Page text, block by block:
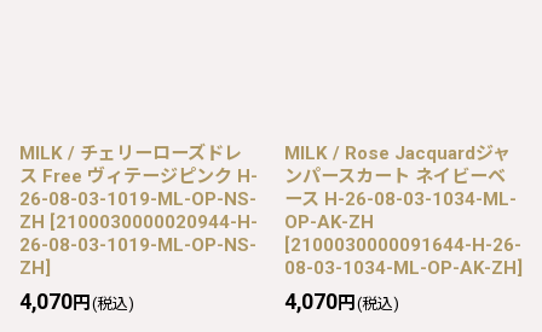
MILK / チェリーローズドレ
ス Free ヴィテージピンク H-
26-08-03-1019-ML-OP-NS-
ZH [2100030000020944-H-
26-08-03-1019-ML-OP-NS-
ZH]
4,070円 (税込)
MILK / Rose Jacquardジャ
ンパースカート ネイビーベ
ース H-26-08-03-1034-ML-
OP-AK-ZH
[2100030000091644-H-26-
08-03-1034-ML-OP-AK-ZH]
4,070円 (税込)